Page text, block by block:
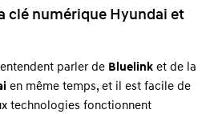
clé numérique Hyundai et
parler de Bluelink et de la
en même temps, et il est facile de
technologies fonctionnent